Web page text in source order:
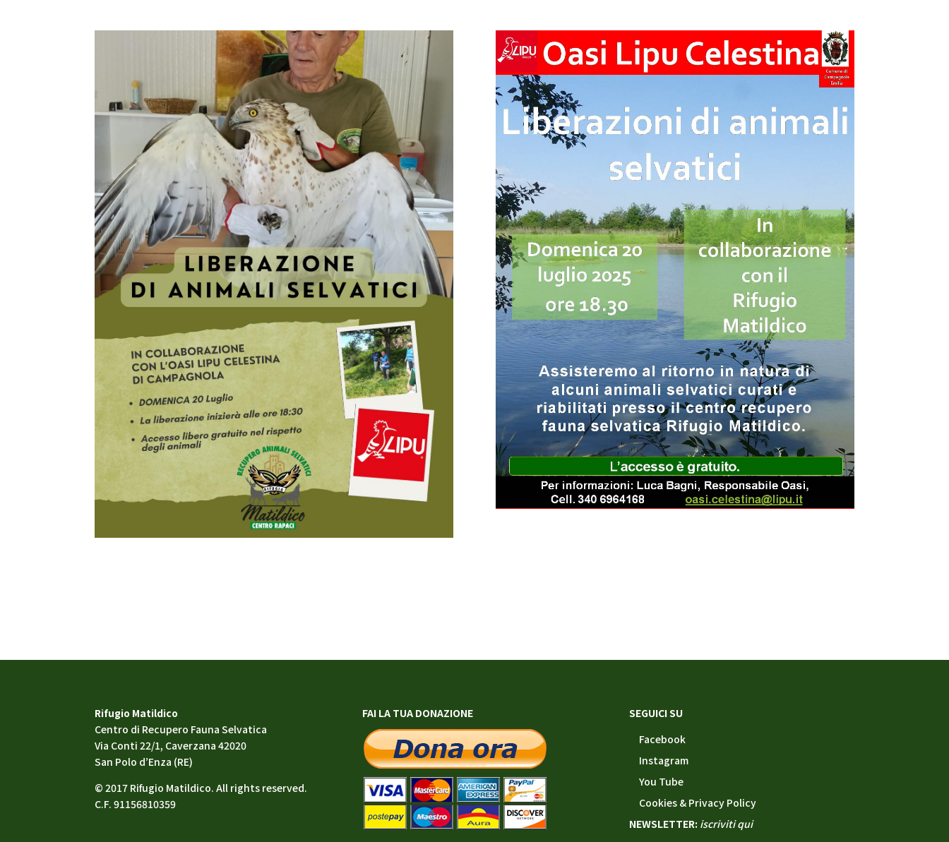
Rifugio Matildico
Centro di Recupero Fauna Selvatica
Via Conti 22/1, Caverzana 42020
San Polo d’Enza (RE)
© 2017 Rifugio Matildico. All rights reserved.
C.F. 91156810359
FAI LA TUA DONAZIONE
SEGUICI SU
Facebook
Instagram
You Tube
Cookies & Privacy Policy
NEWSLETTER: iscriviti qui